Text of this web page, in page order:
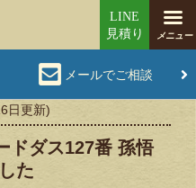
メールでご相談
日更新)
ドダス127番 孫悟
た